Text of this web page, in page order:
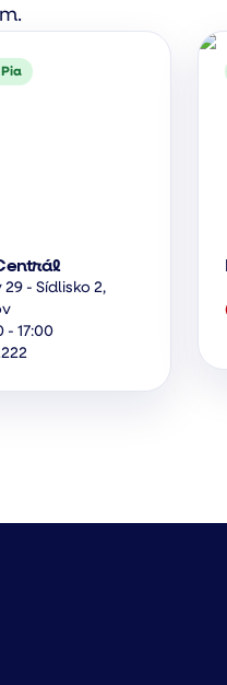
- Sídlisko 2,
- 17:00